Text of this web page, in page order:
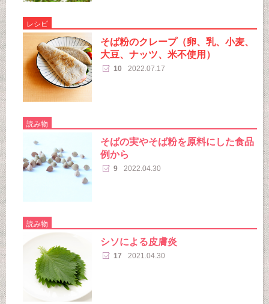
レシピ
そば粉のクレープ（卵、乳、小麦、
大豆、ナッツ、米不使用）
10 2022.07.17
読み物
そばの実やそば粉を原料にした食品
例から
9 2022.04.30
読み物
シソによる皮膚炎
17 2021.04.30